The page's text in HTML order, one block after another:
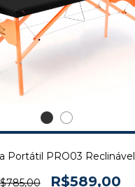
Portátil PRO03 Reclinável
R$589,00